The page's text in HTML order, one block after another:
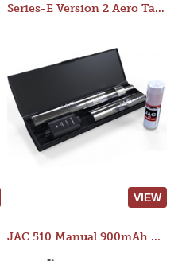
Series-E Version 2 Aero Tank Starter Kit
VIEW
JAC 510 Manual 900mAh Starter Kit